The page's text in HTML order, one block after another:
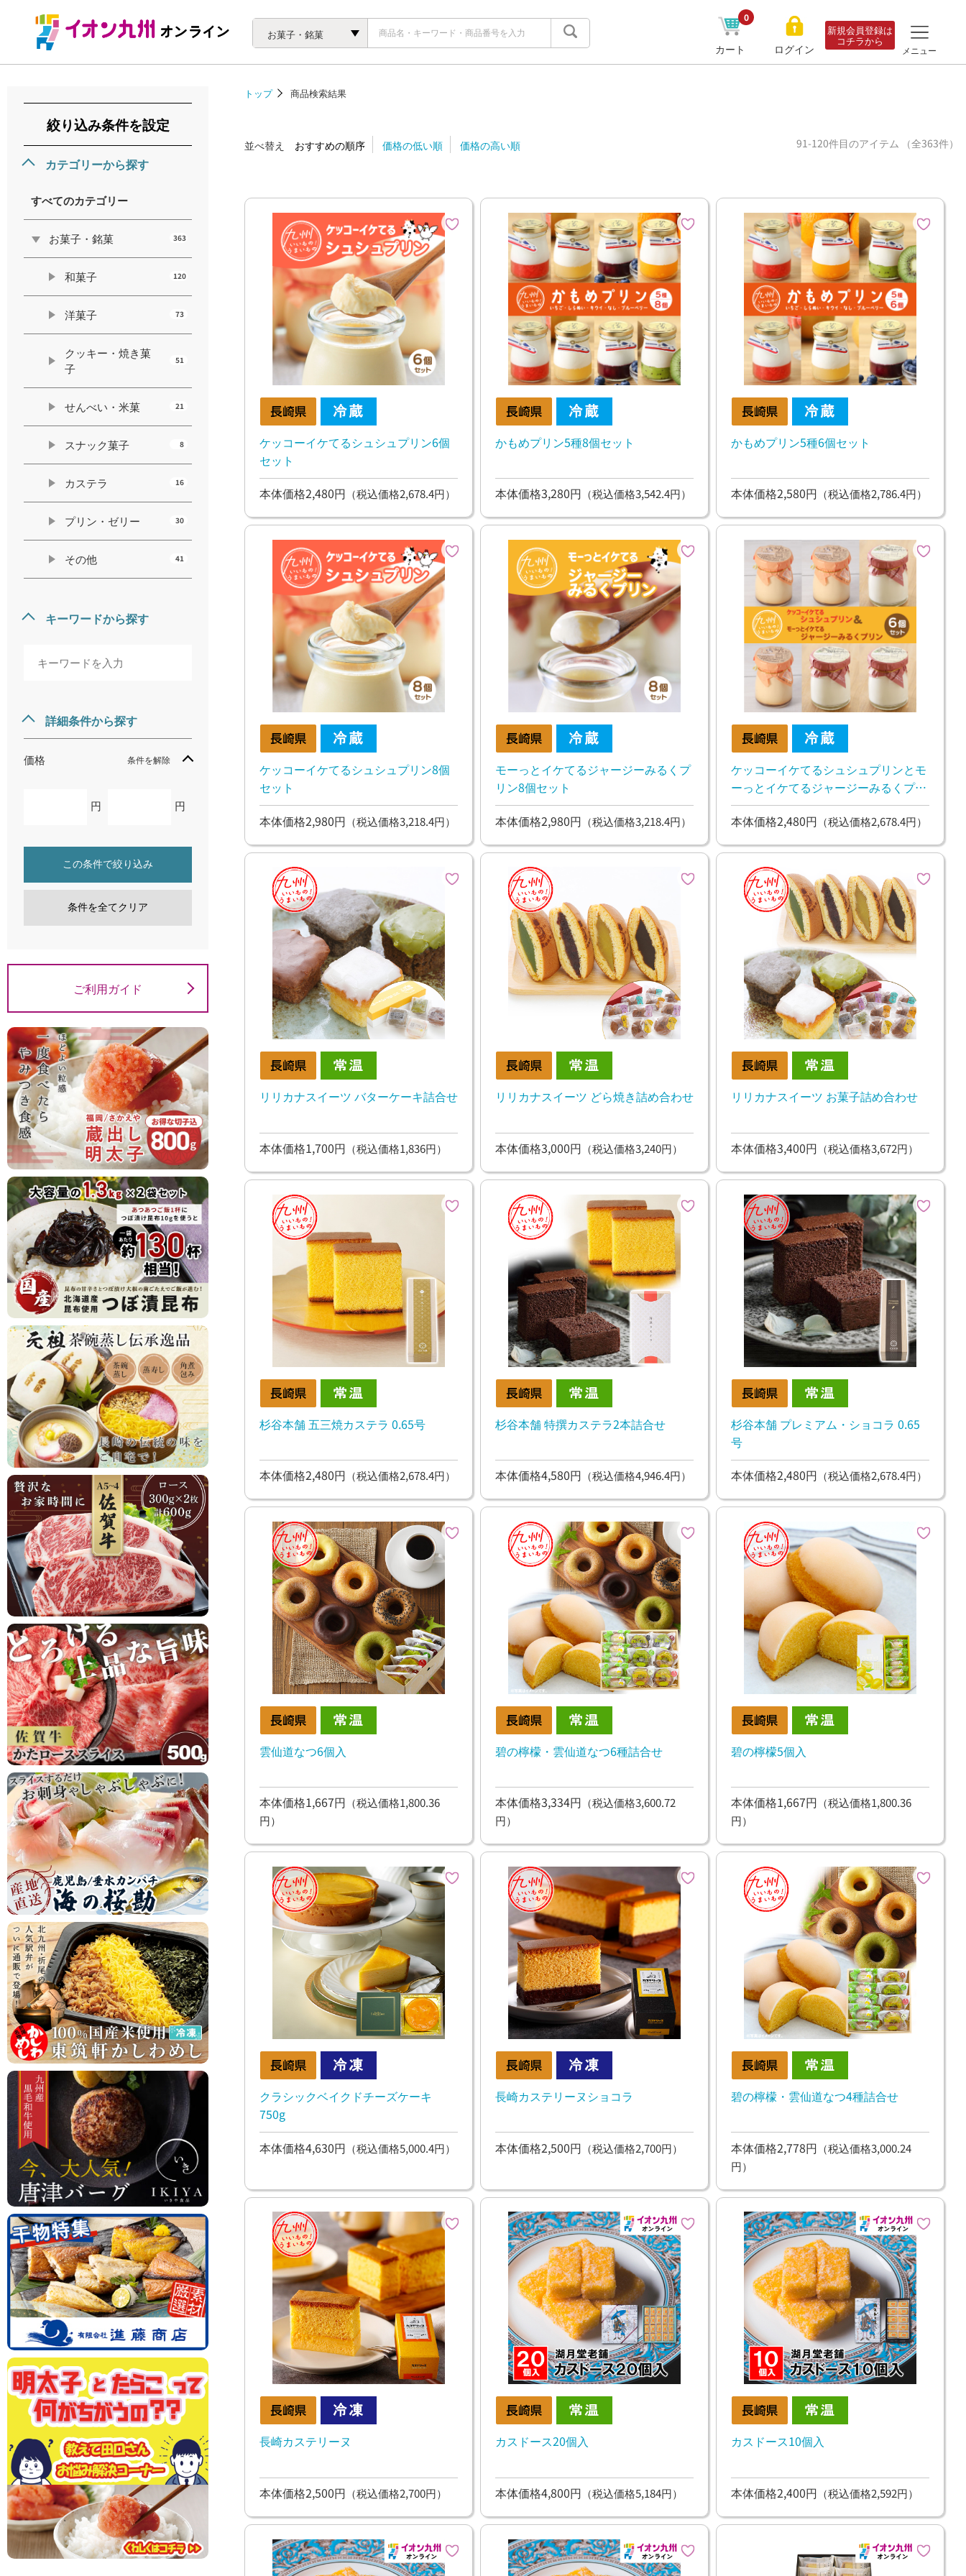
お菓子・銘菓
カート
0
ログイン
新規会員登録は
コチラから
メニュー
絞り込み条件を設定
カテゴリーから探す
すべてのカテゴリー
お菓子・銘菓 363
和菓子 120
洋菓子 73
クッキー・焼き菓
子
51
せんべい・米菓 21
スナック菓子 8
カステラ 16
プリン・ゼリー 30
その他 41
キーワードから探す
詳細条件から探す
価格 条件を解除
円 円
この条件で絞り込み
条件を全てクリア
ご利用ガイド
トップ 商品検索結果
並べ替え おすすめの順序 価格の低い順 価格の高い順 91-120件目のアイテム （全363件）
ケッコーイケてるシュシュプリン6個
セット
本体価格2,480円 （税込価格2,678.4円）
かもめプリン5種8個セット
本体価格3,280円 （税込価格3,542.4円）
かもめプリン5種6個セット
本体価格2,580円 （税込価格2,786.4円）
ケッコーイケてるシュシュプリン8個
セット
本体価格2,980円 （税込価格3,218.4円）
モーっとイケてるジャージーみるくプ
リン8個セット
本体価格2,980円 （税込価格3,218.4円）
ケッコーイケてるシュシュプリンとモ
ーっとイケてるジャージーみるくプリ
ン6個セット
本体価格2,480円 （税込価格2,678.4円）
リリカナスイーツ バターケーキ詰合せ
本体価格1,700円 （税込価格1,836円）
リリカナスイーツ どら焼き詰め合わせ
本体価格3,000円 （税込価格3,240円）
リリカナスイーツ お菓子詰め合わせ
本体価格3,400円 （税込価格3,672円）
杉谷本舗 五三焼カステラ 0.65号
本体価格2,480円 （税込価格2,678.4円）
杉谷本舗 特撰カステラ2本詰合せ
本体価格4,580円 （税込価格4,946.4円）
杉谷本舗 プレミアム・ショコラ 0.65
号
本体価格2,480円 （税込価格2,678.4円）
雲仙道なつ6個入
本体価格1,667円 （税込価格1,800.36
円）
碧の檸檬・雲仙道なつ6種詰合せ
本体価格3,334円 （税込価格3,600.72
円）
碧の檸檬5個入
本体価格1,667円 （税込価格1,800.36
円）
クラシックベイクドチーズケーキ
750g
本体価格4,630円 （税込価格5,000.4円）
長崎カステリーヌショコラ
本体価格2,500円 （税込価格2,700円）
碧の檸檬・雲仙道なつ4種詰合せ
本体価格2,778円 （税込価格3,000.24
円）
長崎カステリーヌ
本体価格2,500円 （税込価格2,700円）
カスドース20個入
本体価格4,800円 （税込価格5,184円）
カスドース10個入
本体価格2,400円 （税込価格2,592円）